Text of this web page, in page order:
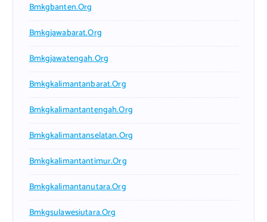
Bmkgbanten.org
Bmkgjawabarat.org
Bmkgjawatengah.org
Bmkgkalimantanbarat.org
Bmkgkalimantantengah.org
Bmkgkalimantanselatan.org
Bmkgkalimantantimur.org
Bmkgkalimantanutara.org
Bmkgsulawesiutara.org